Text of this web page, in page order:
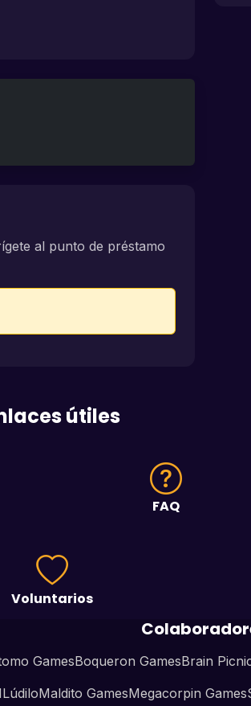
al punto de préstamo
útiles
FAQ
Voluntarios
GamesBoqueron GamesBrain
LúdiloMaldito GamesMegacorpin Games